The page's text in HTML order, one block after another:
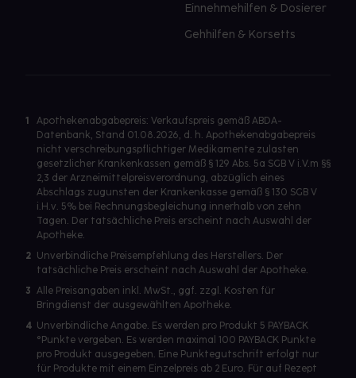
Einnehmehilfen & Dosierer
Gehhilfen & Korsetts
1
Apothekenabgabepreis: Verkaufspreis gemäß ABDA-
Datenbank, Stand 01.08.2026, d. h. Apothekenabgabepreis
nicht verschreibungspflichtiger Medikamente zulasten
gesetzlicher Krankenkassen gemäß § 129 Abs. 5a SGB V i.V.m §§
2,3 der Arzneimittelpreisverordnung, abzüglich eines
Abschlags zugunsten der Krankenkasse gemäß § 130 SGB V
i.H.v. 5% bei Rechnungsbegleichung innerhalb von zehn
Tagen. Der tatsächliche Preis erscheint nach Auswahl der
Apotheke.
2 Unverbindliche Preisempfehlung des Herstellers. Der
tatsächliche Preis erscheint nach Auswahl der Apotheke.
3 Alle Preisangaben inkl. MwSt., ggf. zzgl. Kosten für
Bringdienst der ausgewählten Apotheke.
4 Unverbindliche Angabe. Es werden pro Produkt 5 PAYBACK
°Punkte vergeben. Es werden maximal 100 PAYBACK Punkte
pro Produkt ausgegeben. Eine Punktegutschrift erfolgt nur
für Produkte mit einem Einzelpreis ab 2 Euro. Für auf Rezept